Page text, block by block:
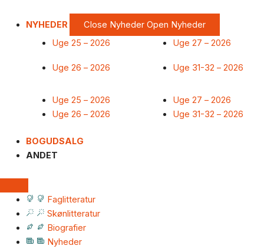
NYHEDER Close Nyheder Open Nyheder
Uge 25 – 2026
Uge 26 – 2026
Uge 27 – 2026
Uge 31-32 – 2026
Uge 25 – 2026
Uge 26 – 2026
Uge 27 – 2026
Uge 31-32 – 2026
BOGUDSALG
ANDET
Faglitteratur
Skønlitteratur
Biografier
Nyheder